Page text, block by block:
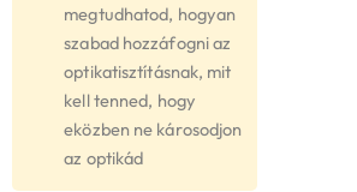
megtudhatod, hogyan
szabad hozzáfogni az
optikatisztításnak, mit
kell tenned, hogy
eközben ne károsodjon
az optikád